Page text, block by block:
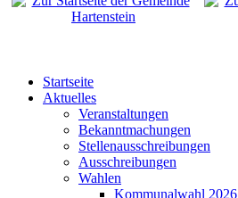
Startseite
Aktuelles
Veranstaltungen
Bekanntmachungen
Stellenausschreibungen
Ausschreibungen
Wahlen
Kommunalwahl 2026